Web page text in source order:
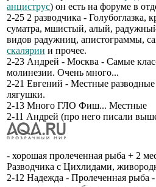
анциструс) он есть на форуме в
2-25 2 разводчика - Голубоглазка,
суматра, мшистый, алый,
видов радужниц, апистограммы,
скалярии и прочее.
2-23 Андрей - Москва - Самые
молинезии. Очень много...
2-21 Евгений - Местные разводные
лягушки.
2-13 Много ГЛО Фиш... Местные
2-11 Андрей (про него писали
- хорошая пролеченная рыба + 2
Разводчика с Цихлидами,
2-12 Надежда - Пролеченная рыба -